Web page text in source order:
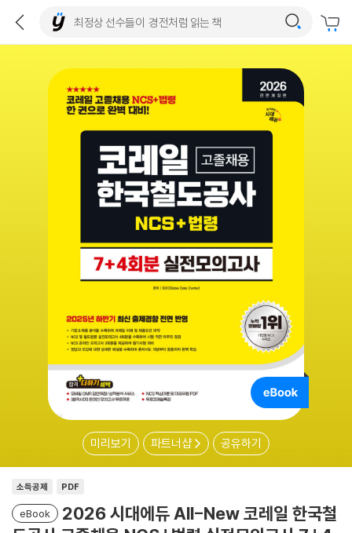
미리보기 파트너샵 공유하기
소득공제 PDF
eBook
2026 시대에듀 All-New 코레일 한국철